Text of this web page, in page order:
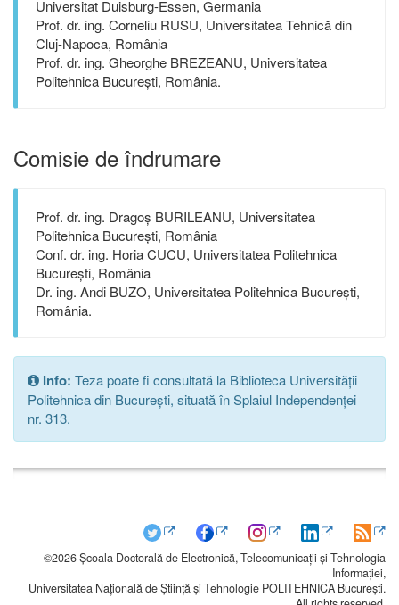
Universitat Duisburg-Essen, Germania
Prof. dr. ing. Corneliu RUSU, Universitatea Tehnică din
Cluj-Napoca, România
Prof. dr. ing. Gheorghe BREZEANU, Universitatea
Politehnica București, România.
Comisie de îndrumare
Prof. dr. ing. Dragoș BURILEANU, Universitatea
Politehnica București, România
Conf. dr. ing. Horia CUCU, Universitatea Politehnica
București, România
Dr. ing. Andi BUZO, Universitatea Politehnica București,
România.
Info: Teza poate fi consultată la Biblioteca Universității
Politehnica din București, situată în Splaiul Independenței
nr. 313.
©2026 Școala Doctorală de Electronică, Telecomunicații și Tehnologia
Informației,
Universitatea Națională de Știință și Tehnologie POLITEHNICA București.